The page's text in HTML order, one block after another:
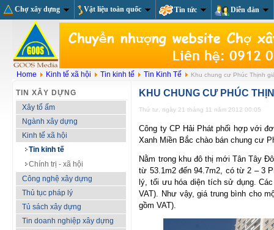
Chợ xây dựng Vật liệu toàn quốc Tin tức Diễn đàn
Home Kinh tế xã hội Tin kinh tế Tin Kinh Tế Khu chung cư Phúc Thịnh
TIN XÂY DỰNG
Xây tổ ấm
Ngành xây dựng
Kinh tế xã hội
Tin kinh tế
Chính trị - xã hội
Công nghệ xây dựng
Thủ tục pháp lý
Tủ sách xây dựng
Tin doanh nghiệp xây dựng
KHU CHUNG CƯ PHÚC
Thứ tư, ngày 21 tháng 11 năm 2012 00:05
Công ty CP Hải Phát phối hợp với
Xanh Miền Bắc chào bán chung cư
Nằm trong khu đô thị mới Tân Tây
từ 53.1m2 đến 94.7m2, có từ 2 – 3
lý, tối ưu hóa diện tích sử dụng.
VAT). Như vậy, giá trung bình cho
gồm VAT).